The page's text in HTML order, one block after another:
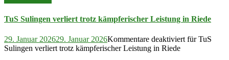
TuS Sulingen verliert trotz kämpferischer Leistung in Riede
29. Januar 202629. Januar 2026Kommentare deaktiviert für TuS
Sulingen verliert trotz kämpferischer Leistung in Riede